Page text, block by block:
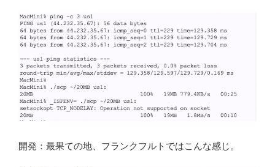
開発：最果ての地、フランクフルトではこんな感じ。